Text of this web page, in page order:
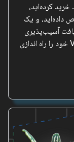
خرید کرده‌اید،
داده‌اید، و یک
آسیب‌پذیری
ایجاد کرده‌اید. گزارش ها. وقت آن است که VDP خود را راه اندازی